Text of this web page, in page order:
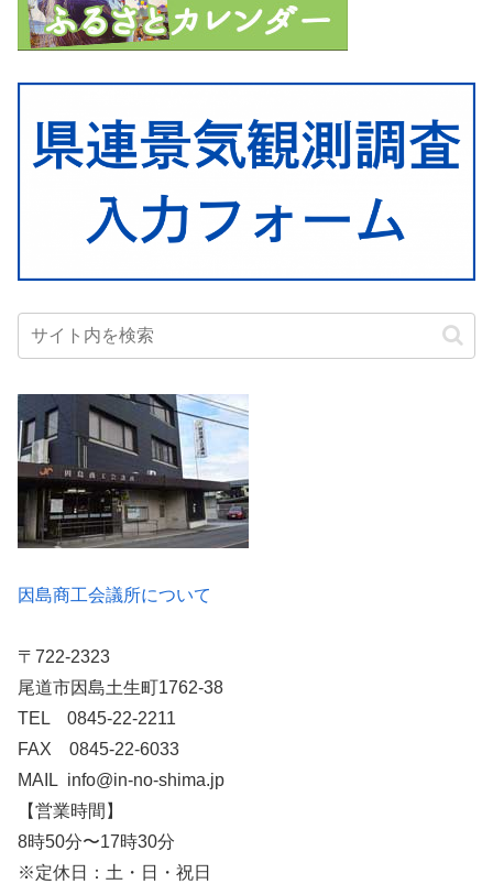
因島商工会議所について
〒722-2323
尾道市因島土生町1762-38
TEL 0845-22-2211
FAX 0845-22-6033
MAIL info@in-no-shima.jp
【営業時間】
8時50分〜17時30分
※定休日：土・日・祝日